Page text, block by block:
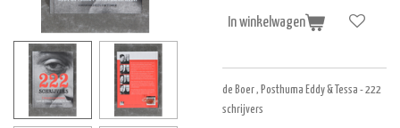
In winkelwagen
de Boer , Posthuma Eddy & Tessa - 222
schrijvers